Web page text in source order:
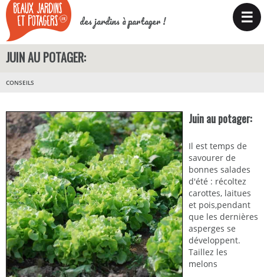
des jardins à partager ! ☰
JUIN AU POTAGER:
CONSEILS
Juin au potager:
Il est temps de
savourer de
bonnes salades
d'été : récoltez
carottes, laitues
et pois,pendant
que les dernières
asperges se
développent.
Taillez les
melons